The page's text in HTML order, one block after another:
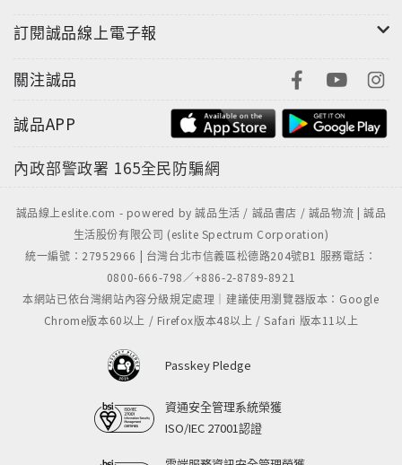
訂閱誠品線上電子報
關注誠品
誠品APP
內政部警政署 165全民防騙網
誠品線上eslite.com - powered by 誠品生活 / 誠品書店 / 誠品物流 | 誠品
生活股份有限公司 (eslite Spectrum Corporation)
統一編號：27952966 | 台灣台北市信義區松德路204號B1 服務電話：
0800-666-798／+886-2-8789-8921
本網站已依台灣網站內容分級規定處理｜建議使用瀏覽器版本：Google
Chrome版本60以上 / Firefox版本48以上 / Safari 版本11以上
Passkey Pledge
資通安全管理系統榮獲
ISO/IEC 27001認證